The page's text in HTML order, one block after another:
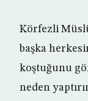
Körfezli
başka
koştuğunu
neden